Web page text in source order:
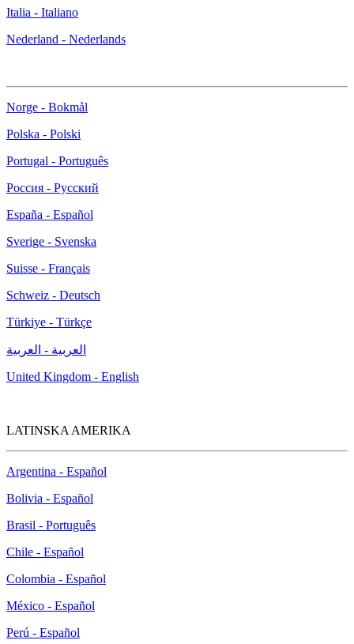
Italia - Italiano
Nederland - Nederlands
Norge - Bokmål
Polska - Polski
Portugal - Português
Россия - Русский
España - Español
Sverige - Svenska
Suisse - Français
Schweiz - Deutsch
Türkiye - Türkçe
العربية - العربية
United Kingdom - English
LATINSKA AMERIKA
Argentina - Español
Bolivia - Español
Brasil - Português
Chile - Español
Colombia - Español
México - Español
Perú - Español